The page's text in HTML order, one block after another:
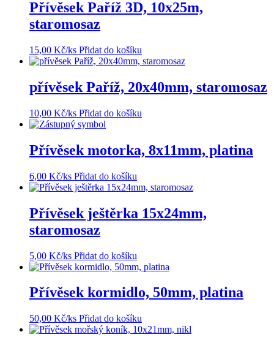
Přívěsek Paříž 3D, 10x25m,
staromosaz
15,00 Kč/ks Přidat do košíku
přívěsek Paříž, 20x40mm, staromosaz
10,00 Kč/ks Přidat do košíku
Přívěsek motorka, 8x11mm, platina
6,00 Kč/ks Přidat do košíku
Přívěsek ještěrka 15x24mm,
staromosaz
5,00 Kč/ks Přidat do košíku
Přívěsek kormidlo, 50mm, platina
50,00 Kč/ks Přidat do košíku